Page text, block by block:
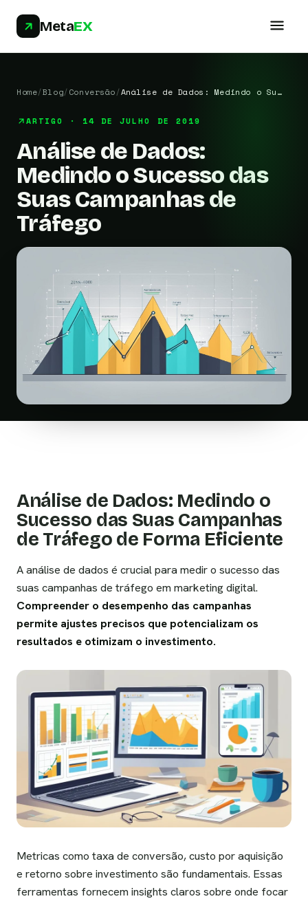
MetaEX
Home/Blog/Conversão/Análise de Dados: Medindo o Su…
ARTIGO · 14 DE JULHO DE 2019
Análise de Dados:
Medindo o Sucesso das
Suas Campanhas de
Tráfego
Análise de Dados: Medindo o
Sucesso das Suas Campanhas
de Tráfego de Forma Eficiente
A análise de dados é crucial para medir o sucesso das
suas campanhas de tráfego em marketing digital.
Compreender o desempenho das campanhas
permite ajustes precisos que potencializam os
resultados e otimizam o investimento.
Metricas como taxa de conversão, custo por aquisição
e retorno sobre investimento são fundamentais. Essas
ferramentas fornecem insights claros sobre onde focar